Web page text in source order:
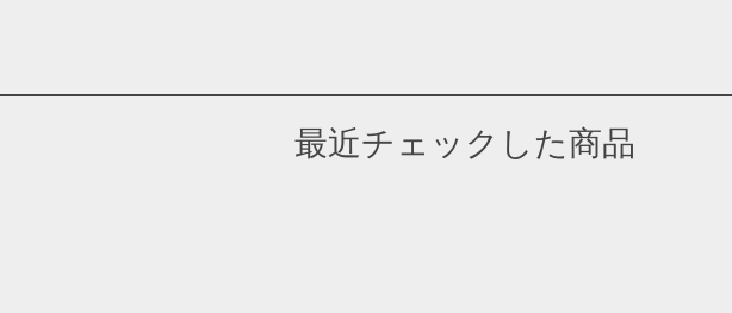
最近チェックした商品